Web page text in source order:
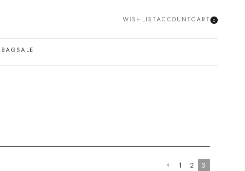
WISHLISTACCOUNTCART 0
BAGSALE
1 2 3